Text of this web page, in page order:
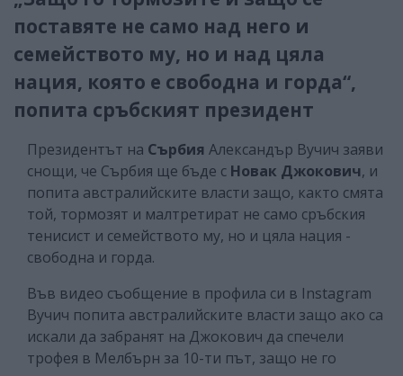
поставяте не само над него и
семейството му, но и над цяла
нация, която е свободна и горда“,
попита сръбският президент
Президентът на Сърбия Александър Вучич заяви
снощи, че Сърбия ще бъде с Новак Джокович, и
попита австралийските власти защо, както смята
той, тормозят и малтретират не само сръбския
тенисист и семейството му, но и цяла нация -
свободна и горда.
Във видео съобщение в профила си в Instagram
Вучич попита австралийските власти защо ако са
искали да забранят на Джокович да спечели
трофея в Мелбърн за 10-ти път, защо не го